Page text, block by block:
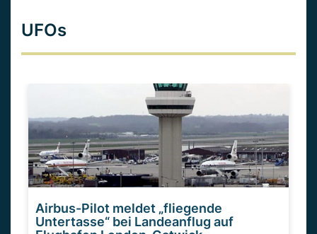
UFOs
Airbus-Pilot meldet „fliegende
Untertasse“ bei Landeanflug auf